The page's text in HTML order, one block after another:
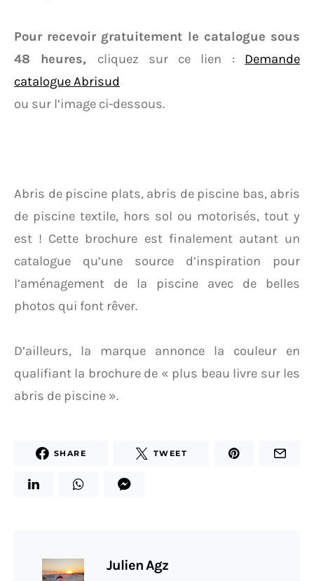
Pour recevoir gratuitement le catalogue sous
48 heures, cliquez sur ce lien : Demande
catalogue Abrisud
ou sur l’image ci-dessous.
Abris de piscine plats, abris de piscine bas, abris
de piscine textile, hors sol ou motorisés, tout y
est ! Cette brochure est finalement autant un
catalogue qu’une source d’inspiration pour
l’aménagement de la piscine avec de belles
photos qui font rêver.
D’ailleurs, la marque annonce la couleur en
qualifiant la brochure de « plus beau livre sur les
abris de piscine ».
SHARE TWEET
Julien Agz